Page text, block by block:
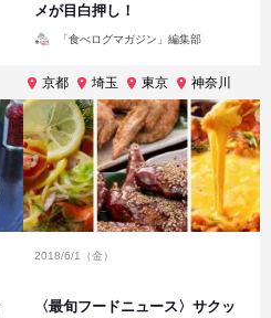
メが目白押し！
「食べログマガジン」編集部
京都 埼玉 東京 神奈川
2018/6/1（金）
〈最旬フードニュース〉サクッ